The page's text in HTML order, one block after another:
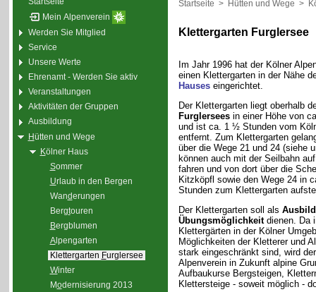
Mein Alpenverein
Werden Sie Mitglied
Service
Unsere Werte
Ehrenamt - Werden Sie aktiv
Veranstaltungen
Aktivitäten der Gruppen
Ausbildung
Hütten und Wege
Kölner Haus
Sommer
Urlaub in den Bergen
Wanderungen
Bergtouren
Bergblumen
Alpengarten
Klettergarten Furglersee
Winter
Modernisierung 2013
Startseite > Hütten und Wege >
Klettergarten Furglersee
Im Jahr 1996 hat der Kölner
einen Klettergarten in der Nähe
Hauseseingerichtet.
Der Klettergarten liegt oberhalb
Furglerseesin einer Höhe von
und ist ca. 1 ½ Stunden vom
entfernt. Zum Klettergarten
über die Wege 21 und 24 (siehe
können auch mit der Seilbahn
fahren und von dort über die
Kitzköpfl sowie den Wege 24 in
Stunden zum Klettergarten
Der Klettergarten soll als
Übungsmöglichkeitdienen. Da
Klettergärten in der Kölner
Möglichkeiten der Kletterer und
stark eingeschränkt sind, wird
Alpenverein in Zukunft alpine
Aufbaukurse Bergsteigen,
Klettersteige - soweit möglich -